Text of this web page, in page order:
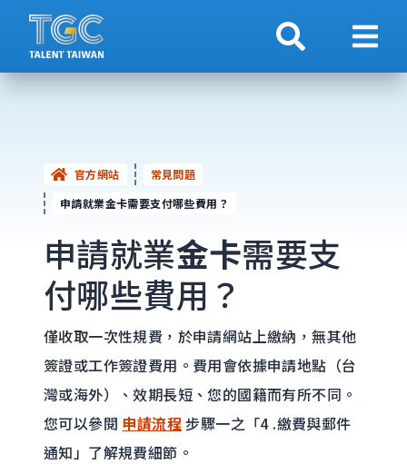
搜索 顯示
官方網站
常見問題
申請就業金卡需要支付哪些費用？
申請就業金卡需要支
付哪些費用？
僅收取一次性規費，於申請網站上繳納，無其他
簽證或工作簽證費用。費用會依據申請地點（台
灣或海外）、效期長短、您的國籍而有所不同。
您可以參閱 申請流程步驟一之「4 .繳費與郵件
通知」了解規費細節。